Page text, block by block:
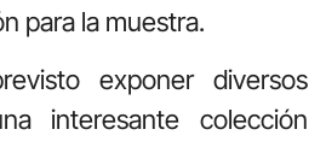
para la muestra.
exponer diversos
interesante colección